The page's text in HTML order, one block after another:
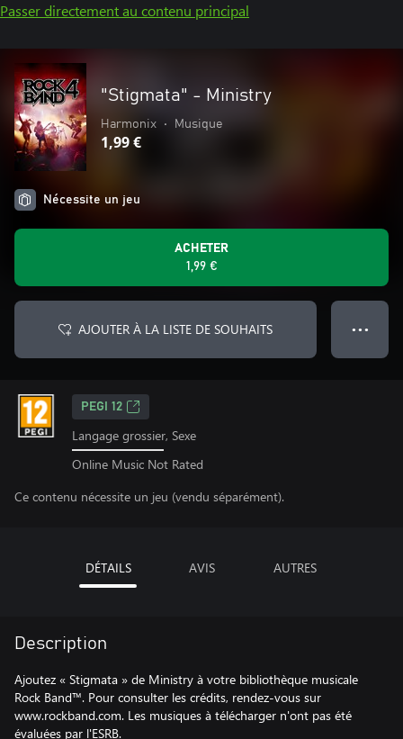
Passer directement au contenu principal
"Stigmata" - Ministry
Harmonix • Musique
1,99 €
Nécessite un jeu
ACHETER
1,99 €
AJOUTER À LA LISTE DE SOUHAITS ● ● ●
PEGI 12
Langage grossier, Sexe
Online Music Not Rated
Ce contenu nécessite un jeu (vendu séparément).
DÉTAILS AVIS AUTRES
Description
Ajoutez « Stigmata » de Ministry à votre bibliothèque musicale
Rock Band™. Pour consulter les crédits, rendez-vous sur
www.rockband.com. Les musiques à télécharger n'ont pas été
évaluées par l'ESRB.